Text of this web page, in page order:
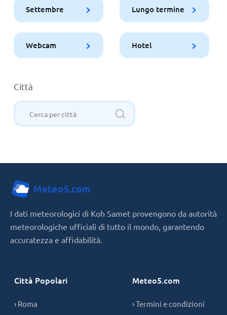
Settembre Lungo termine
Webcam Hotel
Città
I dati meteorologici di Koh Samet provengono da autorità
meteorologiche ufficiali di tutto il mondo, garantendo
accuratezza e affidabilità.
Città Popolari
› Roma
Meteo5.com
› Termini e condizioni